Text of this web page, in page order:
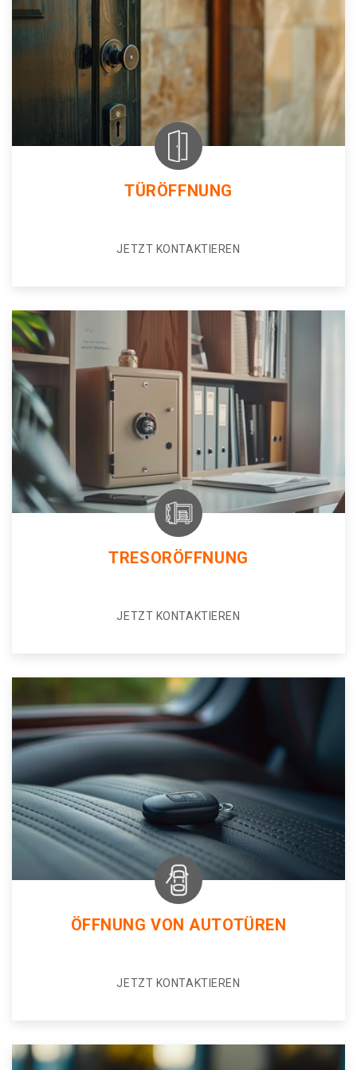
TÜRÖFFNUNG
JETZT KONTAKTIEREN
TRESORÖFFNUNG
JETZT KONTAKTIEREN
ÖFFNUNG VON AUTOTÜREN
JETZT KONTAKTIEREN